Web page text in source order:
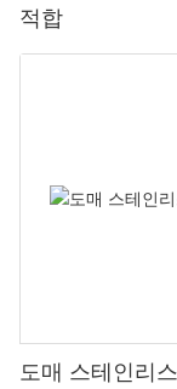
적합
도매 스테인리